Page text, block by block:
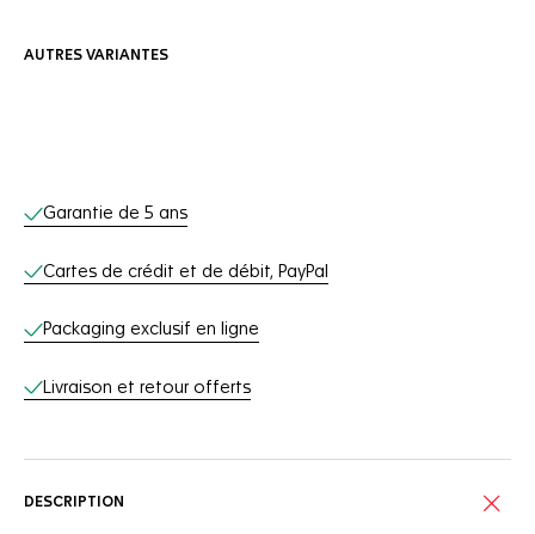
AUTRES VARIANTES
Services en ligne
Garantie de 5 ans
Cartes de crédit et de débit, PayPal
Packaging exclusif en ligne
Livraison et retour offerts
DESCRIPTION